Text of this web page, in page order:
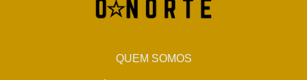
QUEM SOMOS